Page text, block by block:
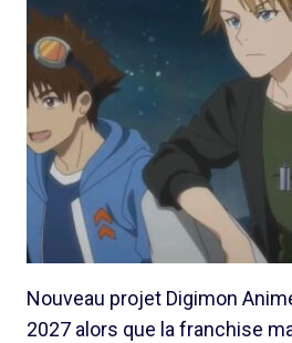
Nouveau projet Digimon
2027 alors que la franchise